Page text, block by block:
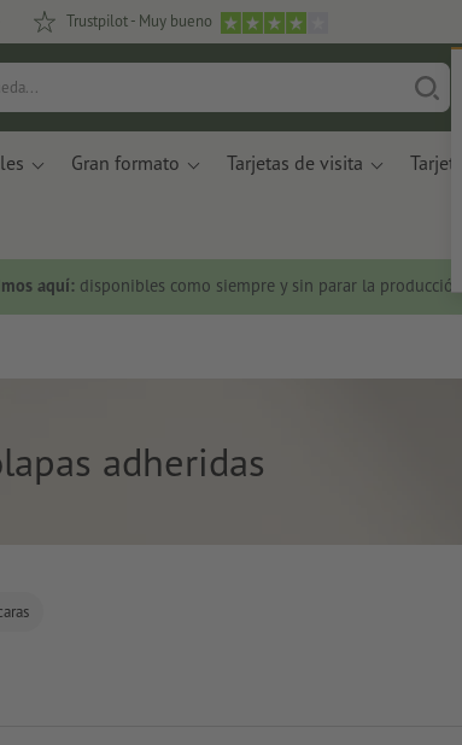
Trustpilot - Muy bueno
Gran formato Tarjetas de visita Tarjetas
aquí: disponibles como siempre y sin parar la producción.
adheridas